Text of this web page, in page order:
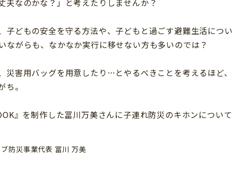
夫なのかな？」と考えたりしませんか？
子どもの安全を守る方法や、子どもと過ごす避難生活につい
ながらも、なかなか実行に移せない方も多いのでは？
災害用バッグを用意したり…とやるべきことを考えるほど、
ち。
』を制作した冨川万美さんに子連れ防災のキホンについて
防災事業代表 冨川 万美